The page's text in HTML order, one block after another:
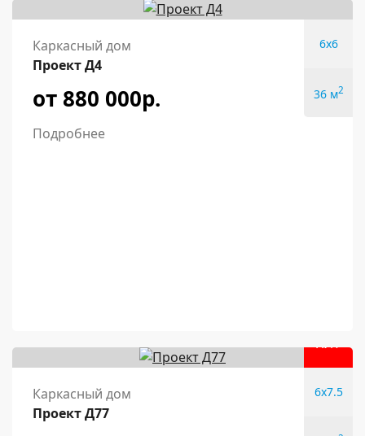
Каркасный дом
Проект Д4
от 880 000р.
Подробнее
6x6
36 м2
ХИТ
Каркасный дом
Проект Д77
6x7.5